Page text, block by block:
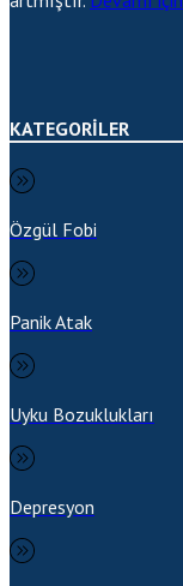
KATEGORİLER
Özgül Fobi
Panik Atak
Uyku Bozuklukları
Depresyon